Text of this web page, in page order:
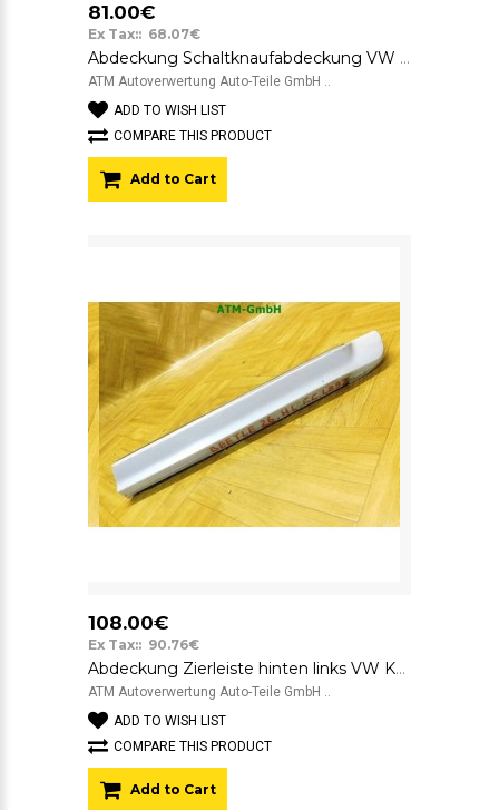
81.00€
Ex Tax:: 68.07€
Abdeckung Schaltknaufabdeckung VW Käfer Beetle 5C1 5C1713203
ATM Autoverwertung Auto-Teile GmbH ..
ADD TO WISH LIST
COMPARE THIS PRODUCT
Add to Cart
108.00€
Ex Tax:: 90.76€
Abdeckung Zierleiste hinten links VW Käfer Beetle 5C1 5C5853331L
ATM Autoverwertung Auto-Teile GmbH ..
ADD TO WISH LIST
COMPARE THIS PRODUCT
Add to Cart